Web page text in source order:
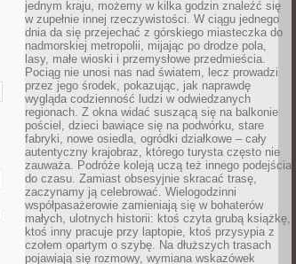
jednym kraju, możemy w kilka godzin znaleźć się
w zupełnie innej rzeczywistości. W ciągu jednego
dnia da się przejechać z górskiego miasteczka do
nadmorskiej metropolii, mijając po drodze pola,
lasy, małe wioski i przemysłowe przedmieścia.
Pociąg nie unosi nas nad światem, lecz prowadzi
przez jego środek, pokazując, jak naprawdę
wygląda codzienność ludzi w odwiedzanych
regionach. Z okna widać suszącą się na balkonie
pościel, dzieci bawiące się na podwórku, stare
fabryki, nowe osiedla, ogródki działkowe – cały
autentyczny krajobraz, którego turysta często nie
zauważa. Podróże koleją uczą też innego podejścia
do czasu. Zamiast obsesyjnie skracać trasę,
zaczynamy ją celebrować. Wielogodzinni
współpasażerowie zamieniają się w bohaterów
małych, ulotnych historii: ktoś czyta grubą książkę,
ktoś inny pracuje przy laptopie, ktoś przysypia z
czołem opartym o szybę. Na dłuższych trasach
pojawiają się rozmowy, wymiana wskazówek